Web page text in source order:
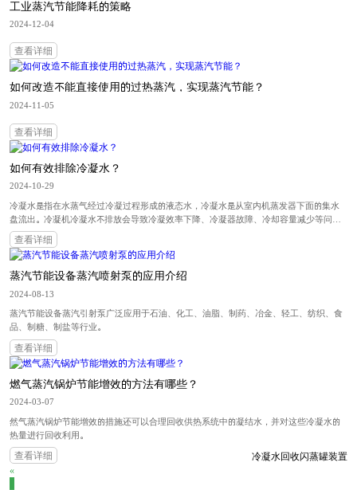
工业蒸汽节能降耗的策略
2024-12-04
查看详细
如何改造不能直接使用的过热蒸汽，实现蒸汽节能？
2024-11-05
查看详细
如何有效排除冷凝水？
2024-10-29
冷凝水是指在水蒸气经过冷凝过程形成的液态水，冷凝水是从室内机蒸发器下面的集水
盘流出。冷凝机冷凝水不排放会导致冷凝效率下降、冷凝器故障、冷却容量减少等问
题。那么如果有效排除冷凝水呢？苏州晟德亿节能环保科技有限公司蒸汽冷凝水回收技
术。
查看详细
蒸汽节能设备蒸汽喷射泵的应用介绍
2024-08-13
蒸汽节能设备蒸汽引射泵广泛应用于石油、化工、油脂、制药、冶金、轻工、纺织、食
品、制糖、制盐等行业。
查看详细
燃气蒸汽锅炉节能增效的方法有哪些？
2024-03-07
然气蒸汽锅炉节能增效的措施还可以合理回收供热系统中的凝结水，并对这些冷凝水的
热量进行回收利用。
查看详细
冷凝水回收闪蒸罐装置
«